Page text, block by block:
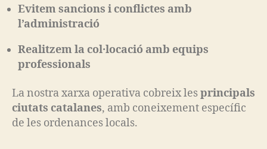
Evitem sancions i conflictes amb
l’administració
Realitzem la col·locació amb equips
professionals
La nostra xarxa operativa cobreix lesprincipals
ciutats catalanes, amb coneixement específic
de les ordenances locals.